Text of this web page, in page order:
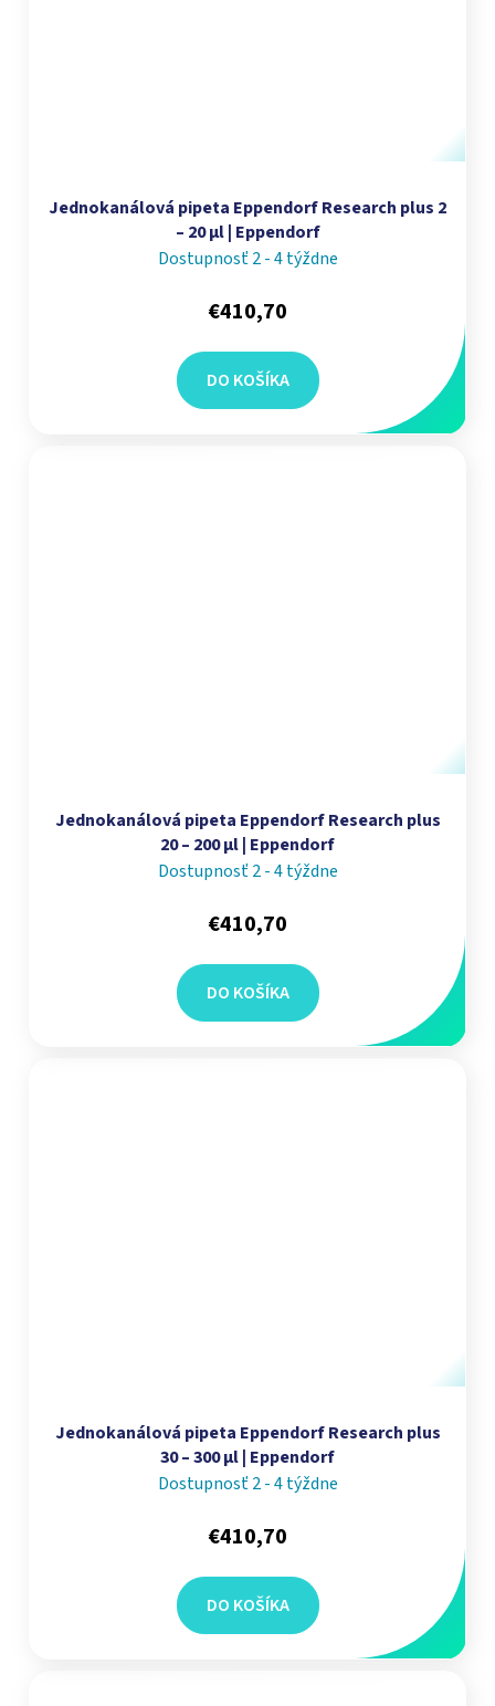
Jednokanálová pipeta Eppendorf Research plus 2
– 20 µl | Eppendorf
Dostupnosť 2 - 4 týždne
€410,70
DO KOŠÍKA
Jednokanálová pipeta Eppendorf Research plus
20 – 200 µl | Eppendorf
Dostupnosť 2 - 4 týždne
€410,70
DO KOŠÍKA
Jednokanálová pipeta Eppendorf Research plus
30 – 300 µl | Eppendorf
Dostupnosť 2 - 4 týždne
€410,70
DO KOŠÍKA